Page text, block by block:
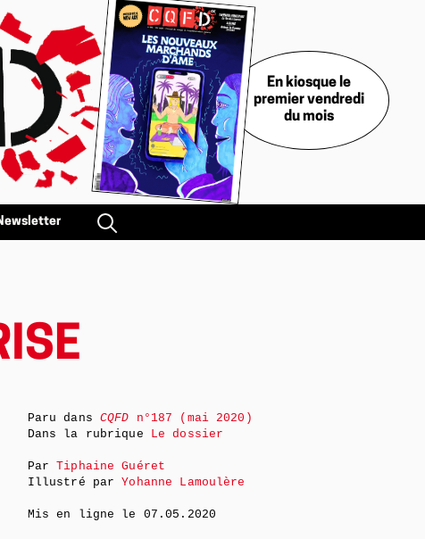
En kiosque le
premier vendredi
du mois
Paru dans CQFD n°187 (mai 2020)
Dans la rubrique Le dossier
ParTiphaine Guéret
Illustré parYohanne Lamoulère
Mis en ligne le 07.05.2020